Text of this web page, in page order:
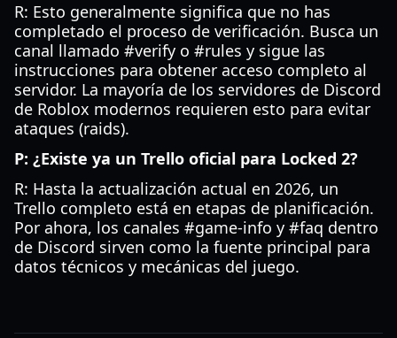
R: Esto generalmente significa que no has
completado el proceso de verificación. Busca un
canal llamado #verify o #rules y sigue las
instrucciones para obtener acceso completo al
servidor. La mayoría de los servidores de Discord
de Roblox modernos requieren esto para evitar
ataques (raids).
P: ¿Existe ya un Trello oficial para Locked 2?
R: Hasta la actualización actual en 2026, un
Trello completo está en etapas de planificación.
Por ahora, los canales #game-info y #faq dentro
de Discord sirven como la fuente principal para
datos técnicos y mecánicas del juego.